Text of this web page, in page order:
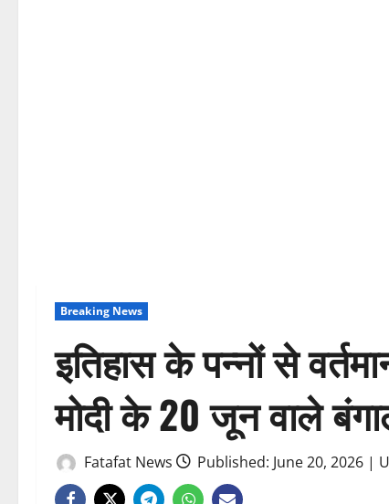
Breaking News
इतिहास के पन्नों से
मोदी के 20 जून वाले
Fatafat News Published: June 20, 2026 |